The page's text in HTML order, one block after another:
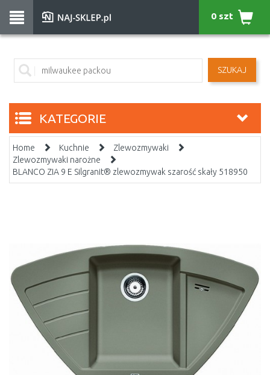
SZUKAJ
0 szt
KATEGORIE
Home Kuchnie
Zlewozmywaki
Zlewozmywaki narożne
BLANCO ZIA 9 E Silgranit® zlewozmywak szarość skały 518950